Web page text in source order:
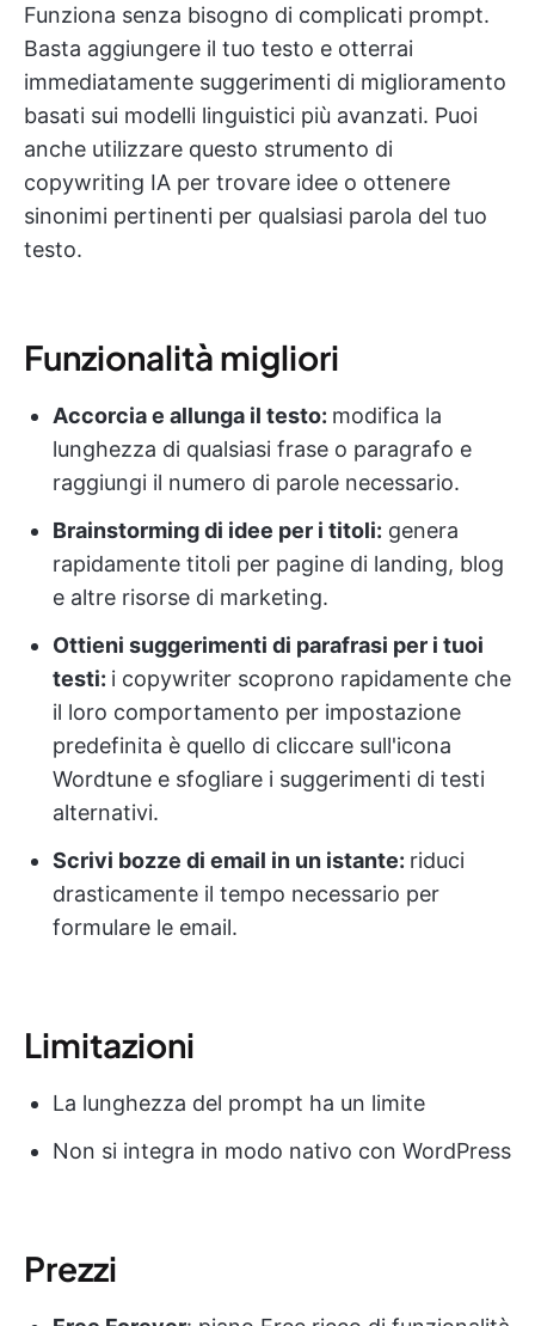
Funziona senza bisogno di complicati prompt.
Basta aggiungere il tuo testo e otterrai
immediatamente suggerimenti di miglioramento
basati sui modelli linguistici più avanzati. Puoi
anche utilizzare questo strumento di
copywriting IA per trovare idee o ottenere
sinonimi pertinenti per qualsiasi parola del tuo
testo.
Funzionalità migliori
Accorcia e allunga il testo: modifica la
lunghezza di qualsiasi frase o paragrafo e
raggiungi il numero di parole necessario.
Brainstorming di idee per i titoli: genera
rapidamente titoli per pagine di landing, blog
e altre risorse di marketing.
Ottieni suggerimenti di parafrasi per i tuoi
testi: i copywriter scoprono rapidamente che
il loro comportamento per impostazione
predefinita è quello di cliccare sull'icona
Wordtune e sfogliare i suggerimenti di testi
alternativi.
Scrivi bozze di email in un istante: riduci
drasticamente il tempo necessario per
formulare le email.
Limitazioni
La lunghezza del prompt ha un limite
Non si integra in modo nativo con WordPress
Prezzi